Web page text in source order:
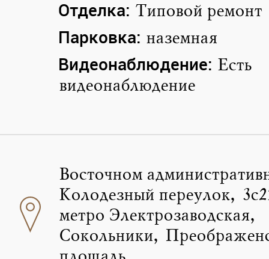
Отделка: Типовой ремонт
Парковка: наземная
Видеонаблюдение: Есть
видеонаблюдение
Восточном
Колодезный переулок,
метро Электрозаводская,
Сокольники,